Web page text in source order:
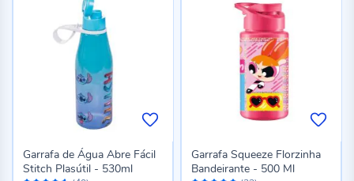
Garrafa de Água Abre Fácil
Stitch Plasútil - 530ml
Garrafa Squeeze Florzinha
Bandeirante - 500 Ml